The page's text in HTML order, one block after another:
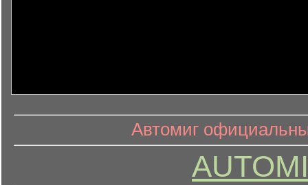
информационный контент
Автомиг